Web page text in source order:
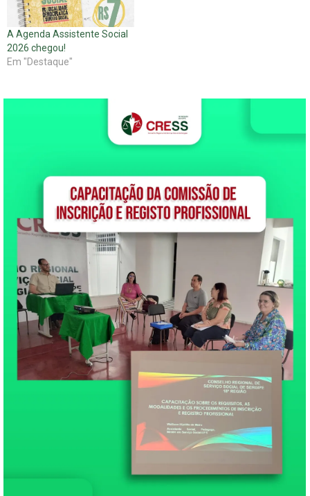
A Agenda Assistente Social
2026 chegou!
Em "Destaque"